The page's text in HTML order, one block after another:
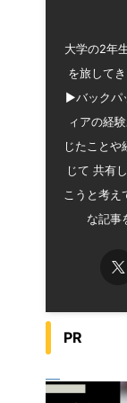
大学の2年
を旅して
▶︎バックパ
ィアの経
じたことや
じて 共有
こうと考え
な記事
PR